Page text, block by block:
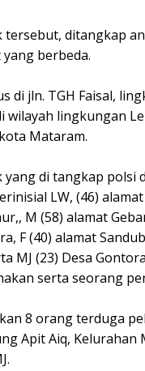
tersebut, ditangkap
berbeda.
di jln. TGH Faisal,
wilayah lingkungan
Mataram.
yang di tangkap
LW, (46) alamat
M (58) alamat
F (40) alamat
MJ (23) Desa
serta seorang
8 orang terduga
Apit Aiq,